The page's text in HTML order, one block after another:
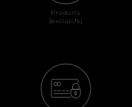
Produits
[exclusifs]